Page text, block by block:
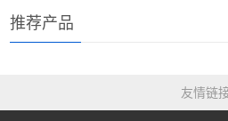
推荐产品
友情链